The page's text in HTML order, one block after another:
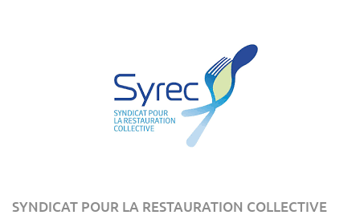
SYNDICAT POUR LA RESTAURATION COLLECTIVE